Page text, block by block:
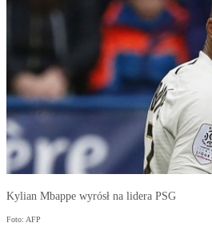
Kylian Mbappe wyrósł na lidera PSG
Foto: AFP